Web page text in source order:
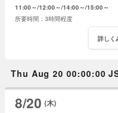
11:00～ 12:00～ 14:00～ 15:00～
3時間程度
詳しく
Thu Aug 20 00:00:00
8/20 (木)